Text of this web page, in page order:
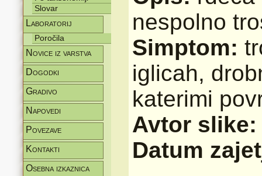
Slovar
Laboratorij
Poročila
Novice iz varstva
Dogodki
Gradivo
Napovedi
Povezave
Kontakti
Osebna izkaznica
nespolno
Simptom:
iglicah,
katerimi
Avtor
Datum